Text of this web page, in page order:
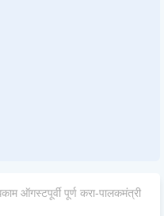
ऑगस्टपूर्वी पूर्ण करा-पालकमंत्री